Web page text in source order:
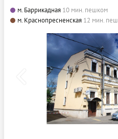
м. Баррикадная 10 мин. пешком
м. Краснопресненская 12 мин.